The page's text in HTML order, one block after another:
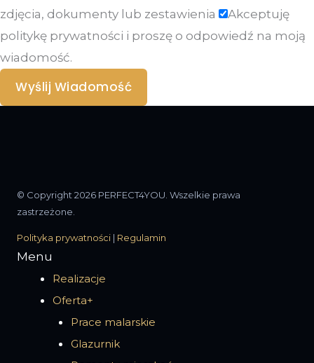
zdjęcia, dokumenty lub zestawienia
Akceptuję
politykę prywatności i proszę o odpowiedź na moją
wiadomość.
Wyślij Wiadomość
© Copyright 2026 PERFECT4YOU. Wszelkie prawa
zastrzeżone.
Polityka prywatności | Regulamin
Menu
Realizacje
Oferta+
Prace malarskie
Glazurnik